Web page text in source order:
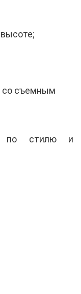
со съемным
по стилю и